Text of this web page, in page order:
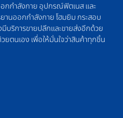
กกำลังกาย อุปกรณ์ฟิตเนส และ
นออกกำลังกาย โฮมยิม กระสอบ
บริการขายปลีกและขายส่งอีกด้วย
ยตนเอง เพื่อให้มั่นใจว่าสินค้าทุกชิ้น